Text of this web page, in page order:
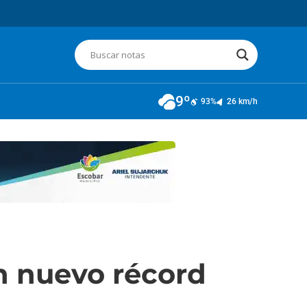
9º 93% 26 km/h
nuevo récord